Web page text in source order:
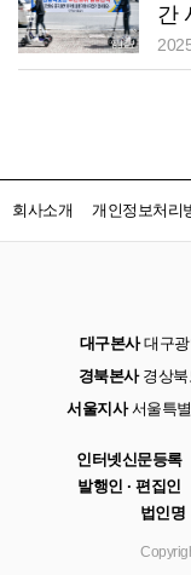
간
회사소개 개인정보처리
대구본사대구광
경북본사경상북
서울지사서울특
인터넷신문등록
발행인 · 편집인
법인명